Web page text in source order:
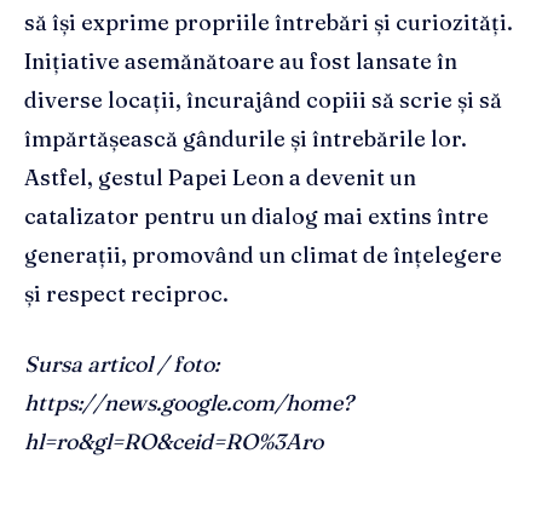
să își exprime propriile întrebări și curiozități.
Inițiative asemănătoare au fost lansate în
diverse locații, încurajând copiii să scrie și să
împărtășească gândurile și întrebările lor.
Astfel, gestul Papei Leon a devenit un
catalizator pentru un dialog mai extins între
generații, promovând un climat de înțelegere
și respect reciproc.
Sursa articol / foto:
https://news.google.com/home?
hl=ro&gl=RO&ceid=RO%3Aro